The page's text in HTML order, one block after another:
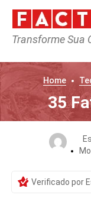
Transforme Sua
Home
35
Verificado por